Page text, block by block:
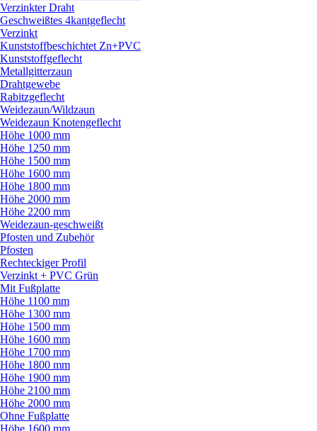
Verzinkter Draht
Geschweißtes 4kantgeflecht
Verzinkt
Kunststoffbeschichtet Zn+PVC
Kunststoffgeflecht
Metallgitterzaun
Drahtgewebe
Rabitzgeflecht
Weidezaun/Wildzaun
Weidezaun Knotengeflecht
Höhe 1000 mm
Höhe 1250 mm
Höhe 1500 mm
Höhe 1600 mm
Höhe 1800 mm
Höhe 2000 mm
Höhe 2200 mm
Weidezaun-geschweißt
Pfosten und Zubehör
Pfosten
Rechteckiger Profil
Verzinkt + PVC Grün
Mit Fußplatte
Höhe 1100 mm
Höhe 1300 mm
Höhe 1500 mm
Höhe 1600 mm
Höhe 1700 mm
Höhe 1800 mm
Höhe 1900 mm
Höhe 2100 mm
Höhe 2000 mm
Ohne Fußplatte
Höhe 1600 mm